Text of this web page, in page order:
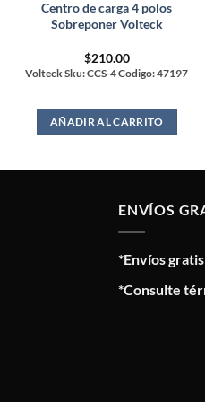
Centro de carga 4 polos
Sobreponer Volteck
$210.00
Volteck Sku: CCS-4 Codigo: 47197
AÑADIR AL CARRITO
ENVÍOS
*Envíos
*Consulte